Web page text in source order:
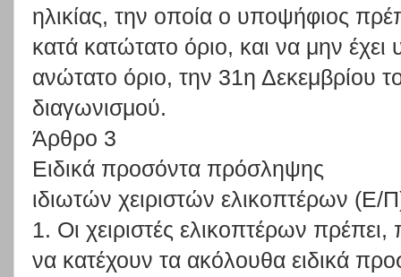
ηλικίας, την οποία ο υποψήφιος
κατά κατώτατο όριο, και να μην έχει
ανώτατο όριο, την 31η Δεκεμβρίου
διαγωνισμού.
Άρθρο 3
Ειδικά προσόντα πρόσληψης
ιδιωτών χειριστών ελικοπτέρων (Ε/
1. Οι χειριστές ελικοπτέρων
να κατέχουν τα ακόλουθα ειδικά